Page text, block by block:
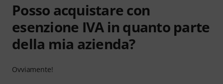
Posso acquistare con
esenzione IVA in quanto parte
della mia azienda?
Ovviamente!